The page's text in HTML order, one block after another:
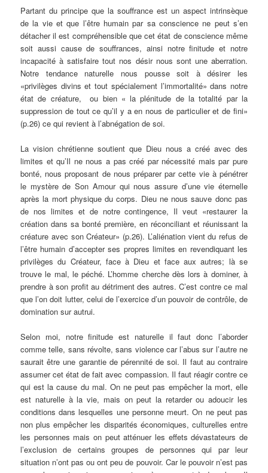
Partant du principe que la souffrance est un aspect intrinsèque
de la vie et que l’être humain par sa conscience ne peut s’en
détacher il est compréhensible que cet état de conscience même
soit aussi cause de souffrances, ainsi notre finitude et notre
incapacité à satisfaire tout nos désir nous sont une aberration.
Notre tendance naturelle nous pousse soit à désirer les
«privilèges divins et tout spécialement l’immortalité» dans notre
état de créature, ou bien « la plénitude de la totalité par la
suppression de tout ce qu’il y a en nous de particulier et de fini»
(p.26) ce qui revient à l’abnégation de soi.
La vision chrétienne soutient que Dieu nous a créé avec des
limites et qu’Il ne nous a pas créé par nécessité mais par pure
bonté, nous proposant de nous préparer par cette vie à pénétrer
le mystère de Son Amour qui nous assure d’une vie éternelle
après la mort physique du corps. Dieu ne nous sauve donc pas
de nos limites et de notre contingence, Il veut «restaurer la
création dans sa bonté première, en réconciliant et réunissant la
créature avec son Créateur» (p.26). L’aliénation vient du refus de
l’être humain d’accepter ses propres limites en revendiquant les
privilèges du Créateur, face à Dieu et face aux autres; là se
trouve le mal, le péché. L’homme cherche dès lors à dominer, à
prendre à son profit au détriment des autres. C’est contre ce mal
que l’on doit lutter, celui de l’exercice d’un pouvoir de contrôle, de
domination sur autrui.
Selon moi, notre finitude est naturelle il faut donc l’aborder
comme telle, sans révolte, sans violence car l’abus sur l’autre ne
saurait être une garantie de pérennité de soi. Il faut au contraire
assumer cet état de fait avec compassion. Il faut réagir contre ce
qui est la cause du mal. On ne peut pas empêcher la mort, elle
est naturelle à la vie, mais on peut la retarder ou adoucir les
conditions dans lesquelles une personne meurt. On ne peut pas
non plus empêcher les disparités économiques, culturelles entre
les personnes mais on peut atténuer les effets dévastateurs de
l’exclusion de certains groupes de personnes qui par leur
situation n’ont pas ou ont peu de pouvoir. Car le pouvoir n’est pas